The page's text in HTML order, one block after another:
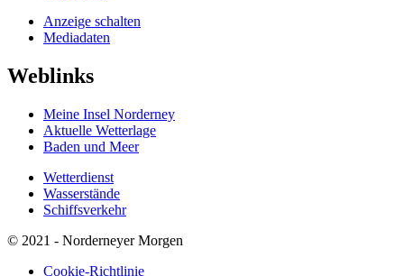
Anzeige schalten
Mediadaten
Weblinks
Meine Insel Norderney
Aktuelle Wetterlage
Baden und Meer
Wetterdienst
Wasserstände
Schiffsverkehr
© 2021 - Norderneyer Morgen
Cookie-Richtlinie